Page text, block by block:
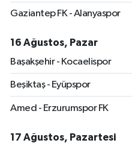
Gaziantep FK - Alanyaspor
16 Ağustos, Pazar
Başakşehir - Kocaelispor
Beşiktaş - Eyüpspor
Amed - Erzurumspor FK
17 Ağustos, Pazartesi